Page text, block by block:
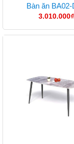
Bàn ăn BA02-
3.010.000₫